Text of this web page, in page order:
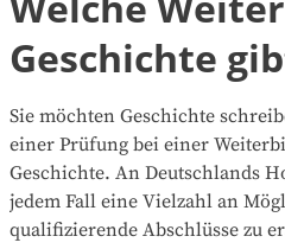
Geschichte
Sie möchten Geschichte
einer Prüfung bei einer
Geschichte. An Deutschlands
jedem Fall eine Vielzahl an
qualifizierende Abschlüsse zu